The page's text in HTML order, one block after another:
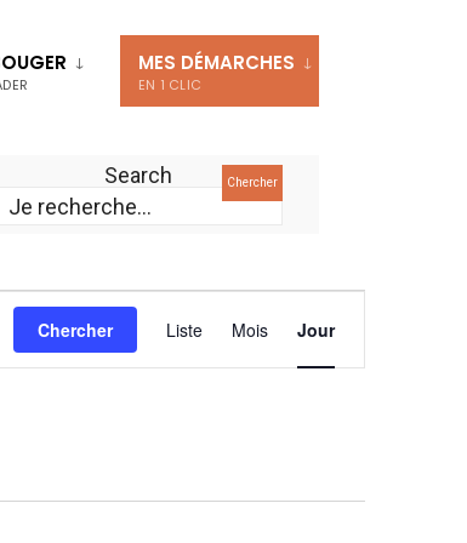
MES DÉMARCHES
EN 1 CLIC
Search Chercher
Chercher
de
vues
Liste Mois Jour